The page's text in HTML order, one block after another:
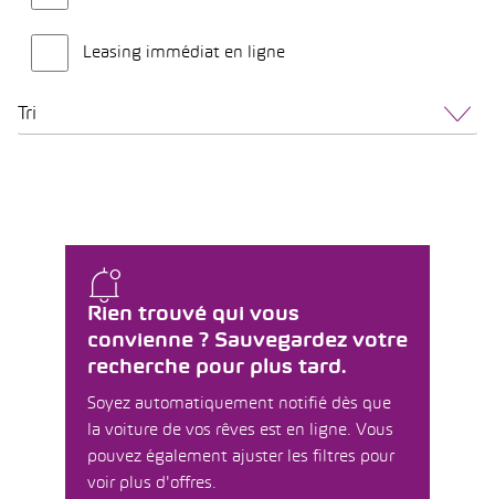
Leasing immédiat en ligne
Tri
Rien trouvé qui vous
convienne ? Sauvegardez votre
recherche pour plus tard.
Soyez automatiquement notifié dès que
la voiture de vos rêves est en ligne. Vous
pouvez également ajuster les filtres pour
voir plus d'offres.